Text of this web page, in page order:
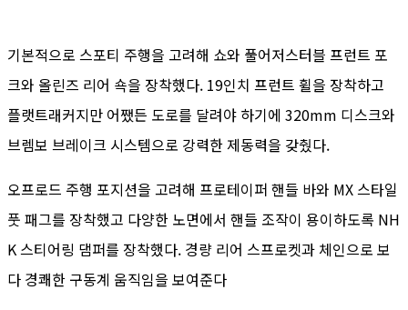
기본적으로 스포티 주행을 고려해 쇼와 풀어저스터블 프런트 포
크와 올린즈 리어 쇽을 장착했다. 19인치 프런트 휠을 장착하고
플랫트래커지만 어쨌든 도로를 달려야 하기에 320mm 디스크와
브렘보 브레이크 시스템으로 강력한 제동력을 갖췄다.
오프로드 주행 포지션을 고려해 프로테이퍼 핸들 바와 MX 스타일
풋 패그를 장착했고 다양한 노면에서 핸들 조작이 용이하도록 NH
K 스티어링 댐퍼를 장착했다. 경량 리어 스프로켓과 체인으로 보
다 경쾌한 구동계 움직임을 보여준다